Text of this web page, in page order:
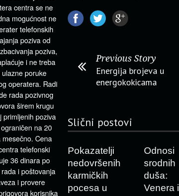
Previous Story
Energija brojeva u
energokokicama
Slični postovi
Pokazatelji
nedovršenih
karmičkih
pocesa u
Odnosi
srodnih
duša:
Venera i
centra se ne
mogućnost ne
telefonskih
poziva od
poziva,
i ne treba
poruke
operatera. Radi
rada pozivnog
širem krugu
primljenih poziva
na 20
Cena
telefonski
36 dinara po
i poštovanja
i provere
korisnika